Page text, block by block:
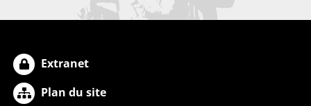
Extranet
Plan du site